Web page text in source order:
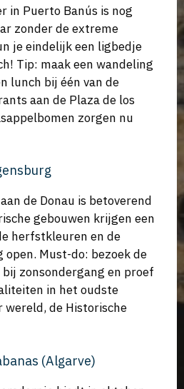
in Puerto Banús is nog
zonder de extreme
je eindelijk een ligbedje
Tip: maak een wandeling
lunch bij één van de
aan de Plaza de los
zorgen nu
de Donau is betoverend
gebouwen krijgen een
herfstkleuren en de
Must-do: bezoek de
zonsondergang en proef
in het oudste
de Historische
(Algarve)